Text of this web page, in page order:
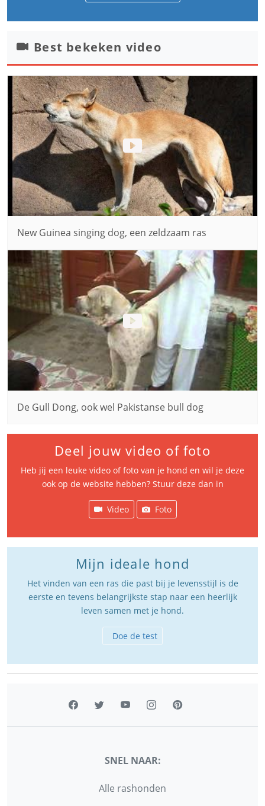
Best bekeken video
New Guinea singing dog, een zeldzaam ras
De Gull Dong, ook wel Pakistanse bull dog
Deel jouw video of foto
Heb jij een leuke video of foto van je hond en wil je deze
ook op de website hebben? Stuur deze dan in
Video Foto
Mijn ideale hond
Het vinden van een ras die past bij je levensstijl is de
eerste en tevens belangrijkste stap naar een heerlijk
leven samen met je hond.
Doe de test
SNEL NAAR:
Alle rashonden